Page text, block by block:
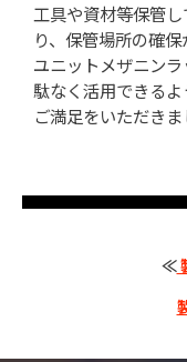
工具や資材等保管
り、保管場所の確
ユニットメザニン
駄なく活用できるよ
ご満足をいただきま
≪